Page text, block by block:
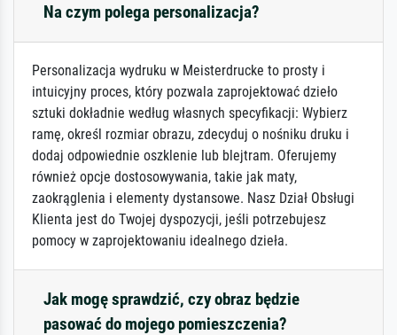
Na czym polega personalizacja?
Personalizacja wydruku w Meisterdrucke to prosty i
intuicyjny proces, który pozwala zaprojektować dzieło
sztuki dokładnie według własnych specyfikacji: Wybierz
ramę, określ rozmiar obrazu, zdecyduj o nośniku druku i
dodaj odpowiednie oszklenie lub blejtram. Oferujemy
również opcje dostosowywania, takie jak maty,
zaokrąglenia i elementy dystansowe. Nasz Dział Obsługi
Klienta jest do Twojej dyspozycji, jeśli potrzebujesz
pomocy w zaprojektowaniu idealnego dzieła.
Jak mogę sprawdzić, czy obraz będzie
pasować do mojego pomieszczenia?